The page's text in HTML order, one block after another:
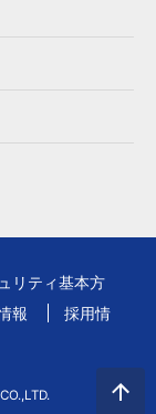
リティ基本方
報
採用情